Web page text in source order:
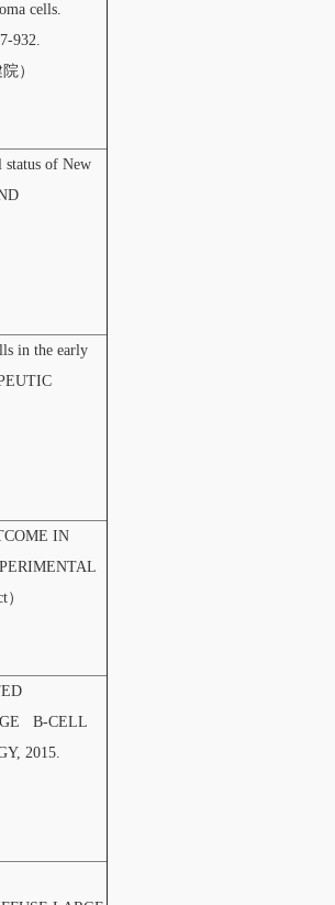
cells.
932.
）
status of New
in the early
IN
B-CELL
2015.